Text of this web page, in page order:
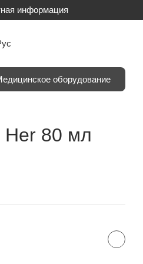
информация
о магазине
оборудование
Her 80 мл